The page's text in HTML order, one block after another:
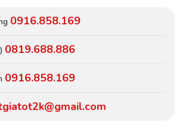
0916.858.169
0819.688.886
0916.858.169